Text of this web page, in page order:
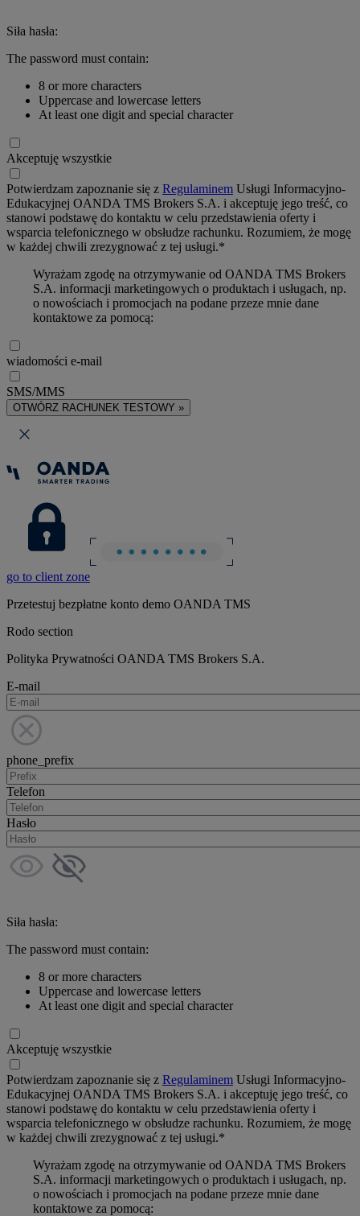
Siła hasła:
The password must contain:
8 or more characters
Uppercase and lowercase letters
At least one digit and special character
Akceptuję wszystkie
Potwierdzam zapoznanie się z Regulaminem Usługi Informacyjno-
Edukacyjnej OANDA TMS Brokers S.A. i akceptuję jego treść, co
stanowi podstawę do kontaktu w celu przedstawienia oferty i
wsparcia telefonicznego w obsłudze rachunku. Rozumiem, że mogę
w każdej chwili zrezygnować z tej usługi.*
Wyrażam zgodę na otrzymywanie od OANDA TMS Brokers
S.A. informacji marketingowych o produktach i usługach, np.
o nowościach i promocjach na podane przeze mnie dane
kontaktowe za pomocą:
wiadomości e-mail
SMS/MMS
OTWÓRZ RACHUNEK TESTOWY »
go to client zone
Przetestuj bezpłatne konto demo OANDA TMS
Rodo section
Polityka Prywatności OANDA TMS Brokers S.A.
E-mail
phone_prefix
Telefon
Hasło
Siła hasła:
The password must contain:
8 or more characters
Uppercase and lowercase letters
At least one digit and special character
Akceptuję wszystkie
Potwierdzam zapoznanie się z Regulaminem Usługi Informacyjno-
Edukacyjnej OANDA TMS Brokers S.A. i akceptuję jego treść, co
stanowi podstawę do kontaktu w celu przedstawienia oferty i
wsparcia telefonicznego w obsłudze rachunku. Rozumiem, że mogę
w każdej chwili zrezygnować z tej usługi.*
Wyrażam zgodę na otrzymywanie od OANDA TMS Brokers
S.A. informacji marketingowych o produktach i usługach, np.
o nowościach i promocjach na podane przeze mnie dane
kontaktowe za pomocą: